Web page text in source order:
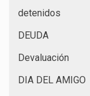
detenidos
DEUDA
Devaluación
DIA DEL AMIGO